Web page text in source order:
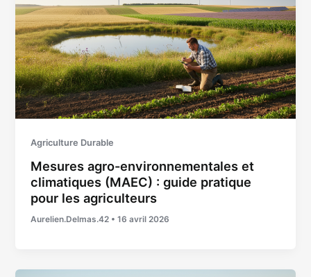
Agriculture Durable
Mesures agro-environnementales et
climatiques (MAEC) : guide pratique
pour les agriculteurs
Aurelien.Delmas.42 •16 avril 2026